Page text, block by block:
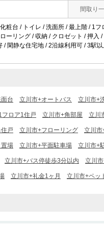
間取り
台 / トイレ / 洗面所 / 最上階 / 1
リング / 収納 / クロゼット / 押入
閑静な住宅地 / 2沿線利用可 / 3駅
台 立川市+オートバス 立川市+
フロア1住戸 立川市+角部屋 立川
戸 立川市+フローリング 立川市
場 立川市+平面駐車場 立川市+
立川市+バス停徒歩3分以内 立川
立川市+礼金1ヶ月 立川市+ペッ